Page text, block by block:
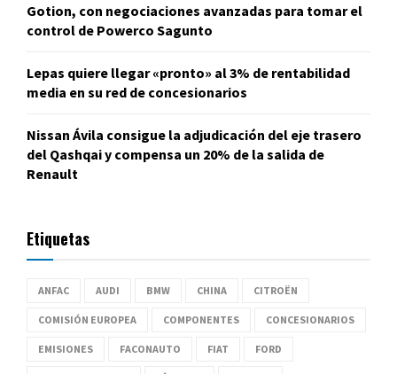
Gotion, con negociaciones avanzadas para tomar el
control de Powerco Sagunto
Lepas quiere llegar «pronto» al 3% de rentabilidad
media en su red de concesionarios
Nissan Ávila consigue la adjudicación del eje trasero
del Qashqai y compensa un 20% de la salida de
Renault
Etiquetas
ANFAC AUDI BMW CHINA CITROËN
COMISIÓN EUROPEA COMPONENTES CONCESIONARIOS
EMISIONES FACONAUTO FIAT FORD